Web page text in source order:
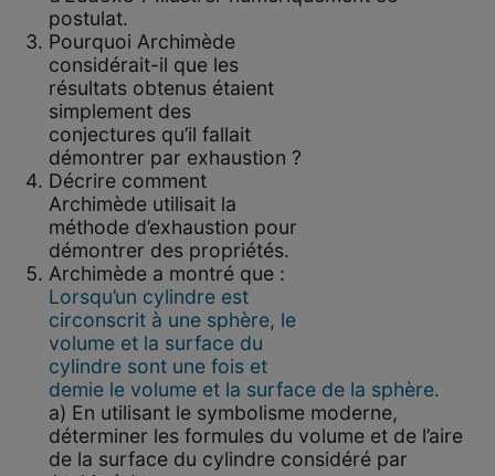
postulat.
Pourquoi Archimède
considérait-il que les
résultats obtenus étaient
simplement des
conjectures qu’il fallait
démontrer par exhaustion ?
Décrire comment
Archimède utilisait la
méthode d’exhaustion pour
démontrer des propriétés.
Archimède a montré que :
Lorsqu’un cylindre est
circonscrit à une sphère, le
volume et la surface du
cylindre sont une fois et
demie le volume et la surface de la sphère.
a) En utilisant le symbolisme moderne,
déterminer les formules du volume et de l’aire
de la surface du cylindre considéré par